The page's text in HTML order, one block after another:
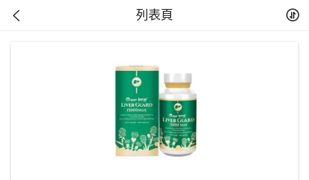
列表頁